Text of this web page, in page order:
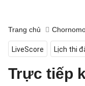
Trang chủ
LiveScore Lịch thi
Trực tiếp